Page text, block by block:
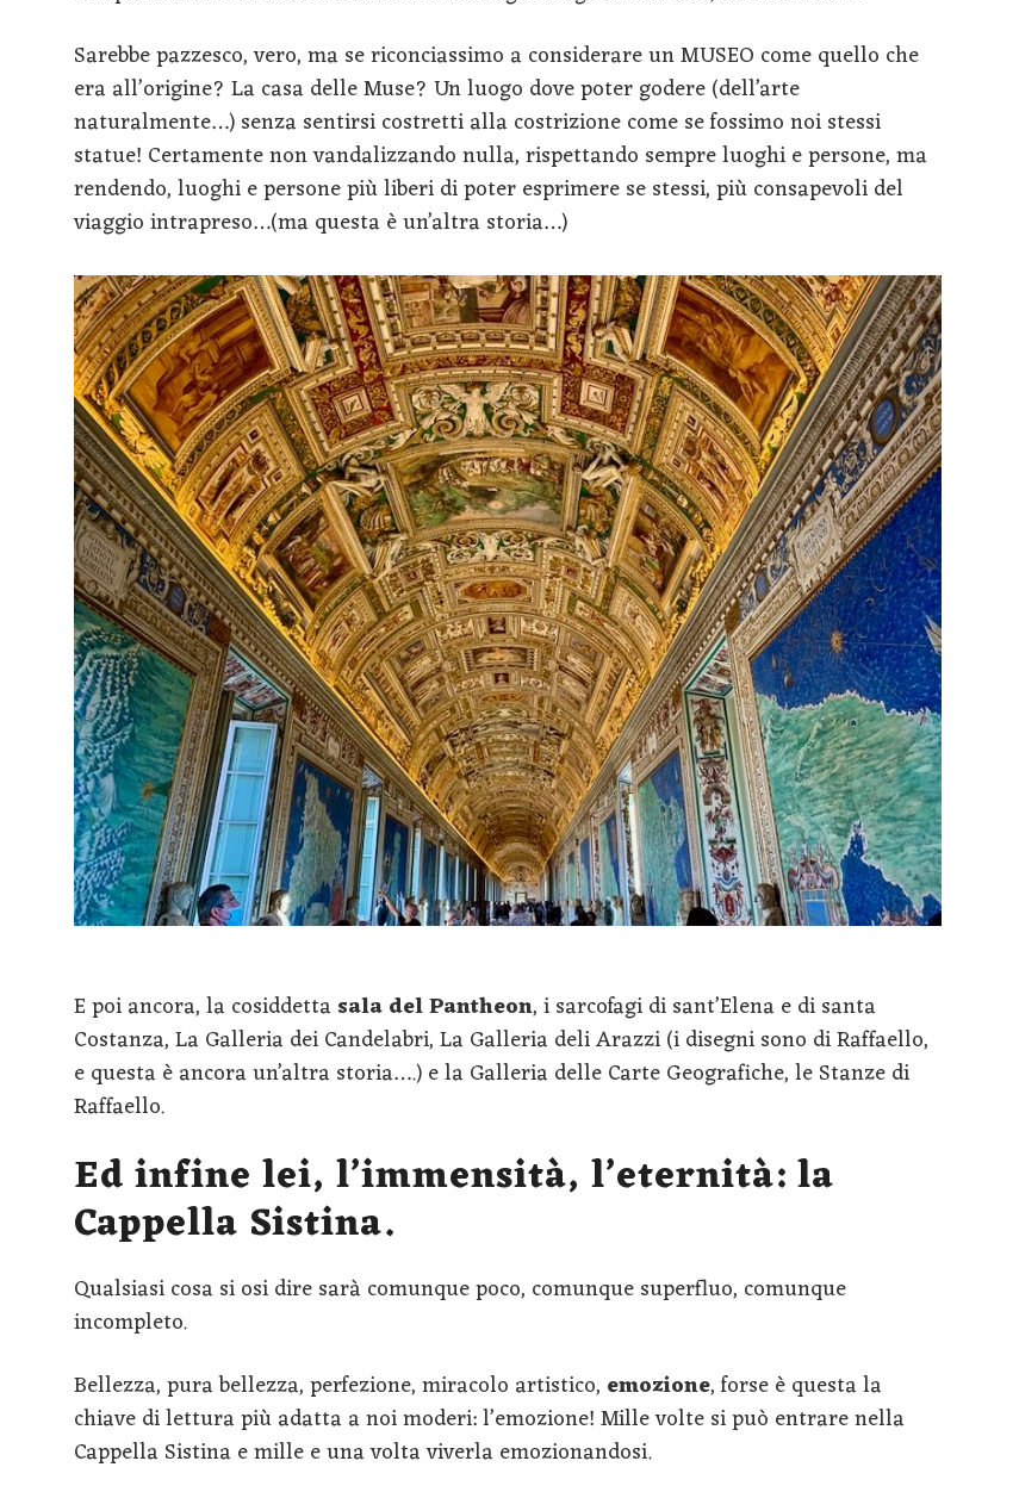
Sarebbe pazzesco, vero, ma se riconciassimo a considerare un MUSEO come quello che
era all’origine? La casa delle Muse? Un luogo dove poter godere (dell’arte
naturalmente…) senza sentirsi costretti alla costrizione come se fossimo noi stessi
statue! Certamente non vandalizzando nulla, rispettando sempre luoghi e persone, ma
rendendo, luoghi e persone più liberi di poter esprimere se stessi, più consapevoli del
viaggio intrapreso…(ma questa è un’altra storia…)
E poi ancora, la cosiddetta sala del Pantheon, i sarcofagi di sant’Elena e di santa
Costanza, La Galleria dei Candelabri, La Galleria deli Arazzi (i disegni sono di Raffaello,
e questa è ancora un’altra storia….) e la Galleria delle Carte Geografiche, le Stanze di
Raffaello.
Ed infine lei, l’immensità, l’eternità: la
Cappella Sistina.
Qualsiasi cosa si osi dire sarà comunque poco, comunque superfluo, comunque
incompleto.
Bellezza, pura bellezza, perfezione, miracolo artistico, emozione, forse è questa la
chiave di lettura più adatta a noi moderi: l’emozione! Mille volte si può entrare nella
Cappella Sistina e mille e una volta viverla emozionandosi.